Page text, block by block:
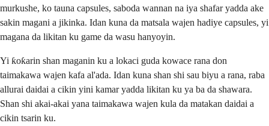
murkushe, ko tauna capsules, saboda wannan na iya shafar yadda ake
sakin magani a jikinka. Idan kuna da matsala wajen hadiye capsules, yi
magana da likitan ku game da wasu hanyoyin.
Yi ƙoƙarin shan maganin ku a lokaci guda kowace rana don
taimakawa wajen kafa al'ada. Idan kuna shan shi sau biyu a rana, raba
allurai daidai a cikin yini kamar yadda likitan ku ya ba da shawara.
Shan shi akai-akai yana taimakawa wajen kula da matakan daidai a
cikin tsarin ku.